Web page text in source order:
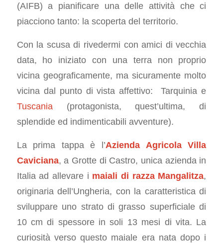
(AIFB) a pianificare una delle attività che ci
piacciono tanto: la scoperta del territorio.
Con la scusa di rivedermi con amici di vecchia
data, ho iniziato con una terra non proprio
vicina geograficamente, ma sicuramente molto
vicina dal punto di vista affettivo: Tarquinia e
Tuscania (protagonista, quest’ultima, di
splendide ed indimenticabili avventure).
La prima tappa è l’Azienda Agricola Villa
Caviciana, a Grotte di Castro, unica azienda in
Italia ad allevare i maiali di razza Mangalitza,
originaria dell’Ungheria, con la caratteristica di
sviluppare uno strato di grasso superficiale di
10 cm di spessore in soli 13 mesi di vita. La
curiosità verso questo maiale era nata dopo i